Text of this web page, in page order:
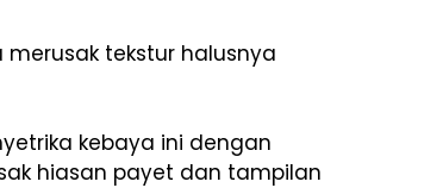
tekstur halusnya
kebaya ini dengan
hiasan payet dan tampilan